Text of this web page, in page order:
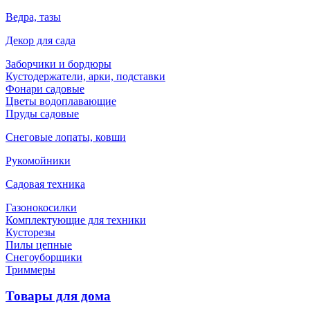
Ведра, тазы
Декор для сада
Заборчики и бордюры
Кустодержатели, арки, подставки
Фонари садовые
Цветы водоплавающие
Пруды садовые
Снеговые лопаты, ковши
Рукомойники
Садовая техника
Газонокосилки
Комплектующие для техники
Кусторезы
Пилы цепные
Снегоуборщики
Триммеры
Товары для дома